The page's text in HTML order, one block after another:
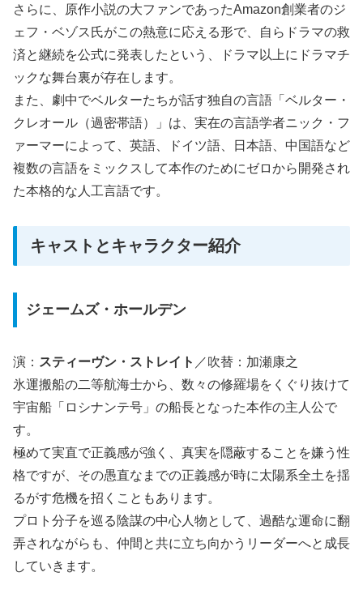
さらに、原作小説の大ファンであったAmazon創業者のジ
ェフ・ベゾス氏がこの熱意に応える形で、自らドラマの救
済と継続を公式に発表したという、ドラマ以上にドラマチ
ックな舞台裏が存在します。
また、劇中でベルターたちが話す独自の言語「ベルター・
クレオール（過密帯語）」は、実在の言語学者ニック・フ
ァーマーによって、英語、ドイツ語、日本語、中国語など
複数の言語をミックスして本作のためにゼロから開発され
た本格的な人工言語です。
キャストとキャラクター紹介
ジェームズ・ホールデン
演： スティーヴン・ストレイト ／吹替：加瀬康之
氷運搬船の二等航海士から、数々の修羅場をくぐり抜けて
宇宙船「ロシナンテ号」の船長となった本作の主人公で
す。
極めて実直で正義感が強く、真実を隠蔽することを嫌う性
格ですが、その愚直なまでの正義感が時に太陽系全土を揺
るがす危機を招くこともあります。
プロト分子を巡る陰謀の中心人物として、過酷な運命に翻
弄されながらも、仲間と共に立ち向かうリーダーへと成長
していきます。